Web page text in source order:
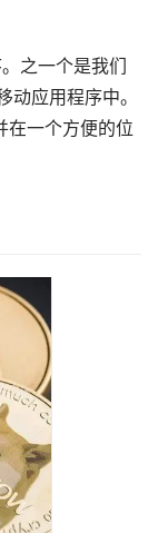
之一个是我们
应用程序中。
在一个方便的位